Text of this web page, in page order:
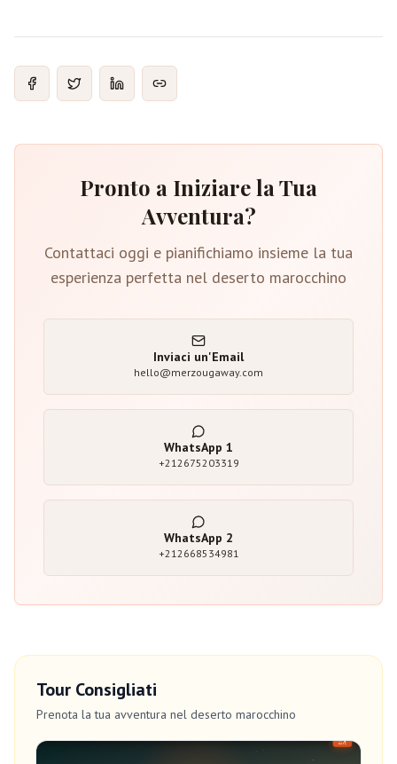
Pronto a Iniziare la Tua
Avventura?
Contattaci oggi e pianifichiamo insieme la tua
esperienza perfetta nel deserto marocchino
Inviaci un'Email
hello@merzougaway.com
WhatsApp 1
+212675203319
WhatsApp 2
+212668534981
Tour Consigliati
Prenota la tua avventura nel deserto marocchino